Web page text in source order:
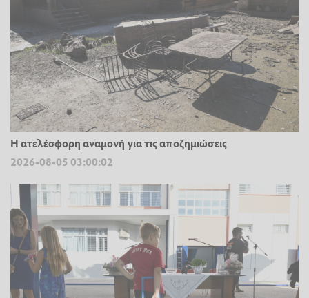
Η ατελέσφορη αναμονή για τις αποζημιώσεις
2026-08-05 03:00:02